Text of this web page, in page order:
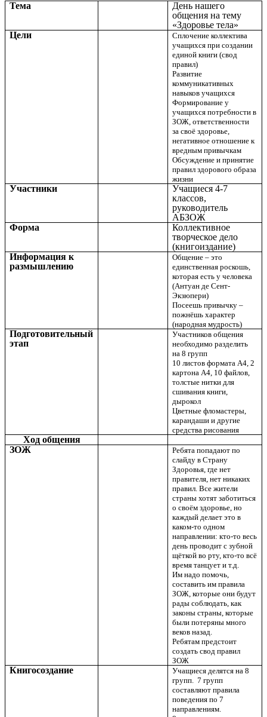
Тема
День нашего
общения на тему
«Здоровье тела»
Цели
Сплочение коллектива
учащихся при создании
единой книги (свод
правил)
Развитие
коммуникативных
навыков учащихся
Формирование у
учащихся потребности в
ЗОЖ, ответственности
за своё здоровье,
негативное отношение к
вредным привычкам
Обсуждение и принятие
правил здорового образа
жизни
Участники
Учащиеся 4-7
классов,
руководитель
АБЗОЖ
Форма
Коллективное
творческое дело
(книгоиздание)
Информация к
размышлению
Общение – это
единственная роскошь,
которая есть у человека
(Антуан де Сент-
Экзюпери)
Посеешь привычку –
пожнёшь характер
(народная мудрость)
Подготовительный
этап
Участников общения
необходимо разделить
на 8 групп
10 листов формата А4, 2
картона А4, 10 файлов,
толстые нитки для
сшивания книги,
дырокол
Цветные фломастеры,
карандаши и другие
средства рисования
Ход общения
ЗОЖ
Ребята попадают по
слайду в Страну
Здоровья, где нет
правителя, нет никаких
правил. Все жители
страны хотят заботиться
о своём здоровье, но
каждый делает это в
каком-то одном
направлении: кто-то весь
день проводит с зубной
щёткой во рту, кто-то всё
время танцует и т.д.
Им надо помочь,
составить им правила
ЗОЖ, которые они будут
рады соблюдать, как
законы страны, которые
были потеряны много
веков назад.
Ребятам предстоит
создать свод правил
ЗОЖ
Книгосоздание
Учащиеся делятся на 8
групп. 7 групп
составляют правила
поведения по 7
направлениям.